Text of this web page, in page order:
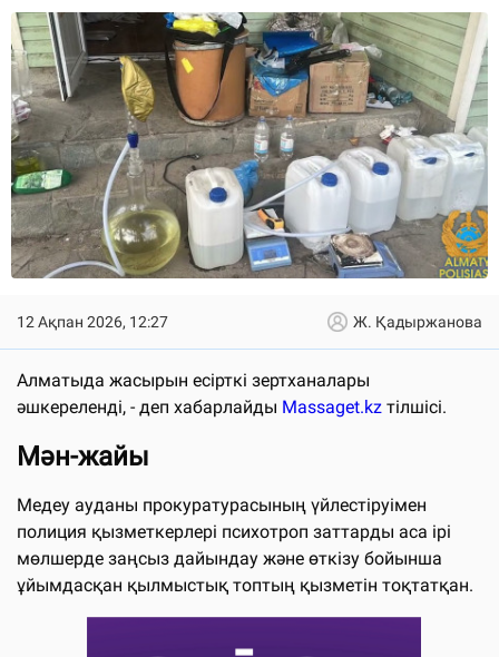
12 Ақпан 2026, 12:27 Ж. Қадыржанова
Алматыда жасырын есірткі зертханалары
әшкереленді, - деп хабарлайды Massaget.kz тілшісі.
Мән-жайы
Медеу ауданы прокуратурасының үйлестіруімен
полиция қызметкерлері психотроп заттарды аса ірі
мөлшерде заңсыз дайындау және өткізу бойынша
ұйымдасқан қылмыстық топтың қызметін тоқтатқан.